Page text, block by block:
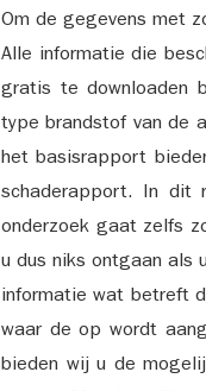
Om de gegevens met
Alle informatie die
gratis te downloaden
type brandstof van de
het basisrapport
schaderapport. In dit
onderzoek gaat zelfs
u dus niks ontgaan als
informatie wat betreft
waar de op wordt
bieden wij u de